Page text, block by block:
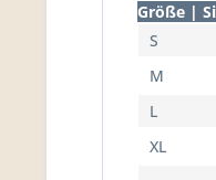
Größe |
S
M
L
XL